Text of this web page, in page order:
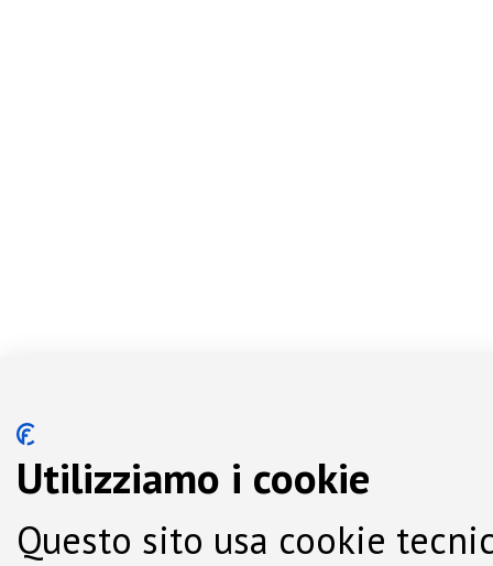
Utilizziamo i cookie
Questo sito usa cookie